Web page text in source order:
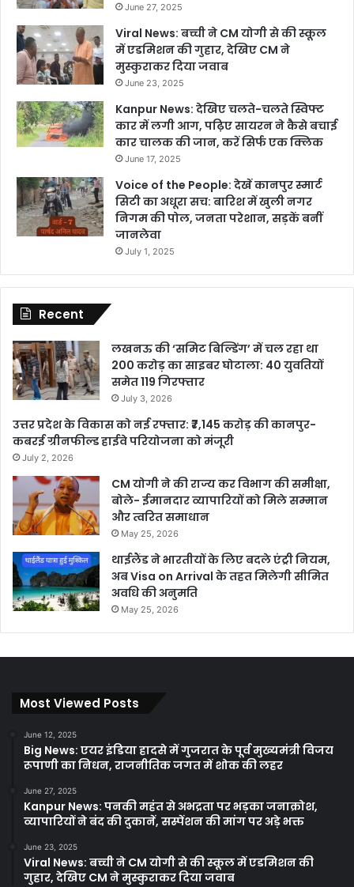
June 27, 2025
Viral News: बच्ची ने CM योगी से की स्कूल
में एडमिशन की गुहार, देखिए CM ने
मुस्कुराकर दिया जवाब
June 23, 2025
Kanpur News: देखिए चलते-चलते स्विफ्ट
कार में लगी आग, पढ़िए सायरन ने कैसे बचाई
कार चालक की जान, करें सिर्फ एक क्लिक
June 17, 2025
Voice of the People: देखें कानपुर स्मार्ट
सिटी का अधूरा सच: बारिश में खुली नगर
निगम की पोल, जनता परेशान, सड़कें बनीं
जानलेवा
July 1, 2025
Recent
लखनऊ की ‘समिट बिल्डिंग’ में चल रहा था
200 करोड़ का साइबर घोटाला: 40 युवतियों
समेत 119 गिरफ्तार
July 3, 2026
उत्तर प्रदेश के विकास को नई रफ्तार: ₹7,145 करोड़ की कानपुर-
कबरई ग्रीनफील्ड हाईवे परियोजना को मंजूरी
July 2, 2026
CM योगी ने की राज्य कर विभाग की समीक्षा,
बोले- ईमानदार व्यापारियों को मिले सम्मान
और त्वरित समाधान
May 25, 2026
थाईलैंड ने भारतीयों के लिए बदले एंट्री नियम,
अब Visa on Arrival के तहत मिलेगी सीमित
अवधि की अनुमति
May 25, 2026
Most Viewed Posts
June 12, 2025
Big News: एयर इंडिया हादसे में गुजरात के पूर्व मुख्यमंत्री विजय
रूपाणी का निधन, राजनीतिक जगत में शोक की लहर
June 27, 2025
Kanpur News: पनकी महंत से अभद्रता पर भड़का जनाक्रोश,
व्यापारियों ने बंद की दुकानें, सस्पेंशन की मांग पर अड़े भक्त
June 23, 2025
Viral News: बच्ची ने CM योगी से की स्कूल में एडमिशन की
गुहार, देखिए CM ने मुस्कुराकर दिया जवाब